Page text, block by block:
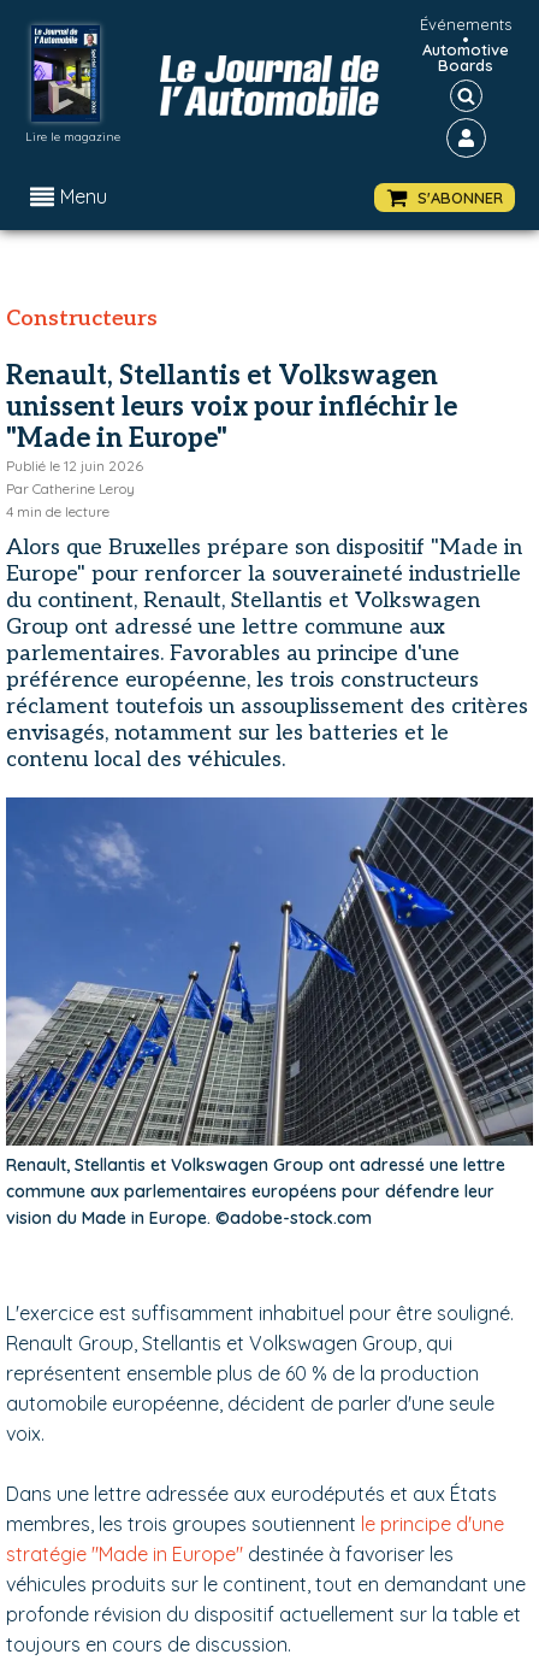
Lire le magazine
Événements
•
Automotive
Boards
Menu S'ABONNER
Constructeurs
Renault, Stellantis et Volkswagen
unissent leurs voix pour infléchir le
"Made in Europe"
Publié le 12 juin 2026
Par Catherine Leroy
4 min de lecture
Alors que Bruxelles prépare son dispositif "Made in
Europe" pour renforcer la souveraineté industrielle
du continent, Renault, Stellantis et Volkswagen
Group ont adressé une lettre commune aux
parlementaires. Favorables au principe d'une
préférence européenne, les trois constructeurs
réclament toutefois un assouplissement des critères
envisagés, notamment sur les batteries et le
contenu local des véhicules.
Renault, Stellantis et Volkswagen Group ont adressé une lettre
commune aux parlementaires européens pour défendre leur
vision du Made in Europe. ©adobe-stock.com
L'exercice est suffisamment inhabituel pour être souligné.
Renault Group, Stellantis et Volkswagen Group, qui
représentent ensemble plus de 60 % de la production
automobile européenne, décident de parler d'une seule
voix.
Dans une lettre adressée aux eurodéputés et aux États
membres, les trois groupes soutiennent le principe d'une
stratégie "Made in Europe" destinée à favoriser les
véhicules produits sur le continent, tout en demandant une
profonde révision du dispositif actuellement sur la table et
toujours en cours de discussion.